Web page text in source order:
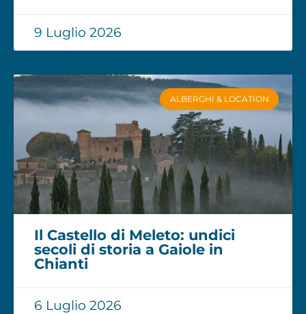
9 Luglio 2026
ALBERGHI & LOCATION
Il Castello di Meleto: undici
secoli di storia a Gaiole in
Chianti
6 Luglio 2026